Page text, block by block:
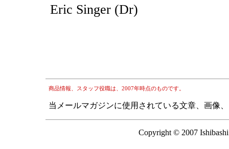
Eric Singer (Dr)
商品情報、スタッフ役職は、2007年時点のものです。
当メールマガジンに使用されている文章、画像
Copyright © 2007